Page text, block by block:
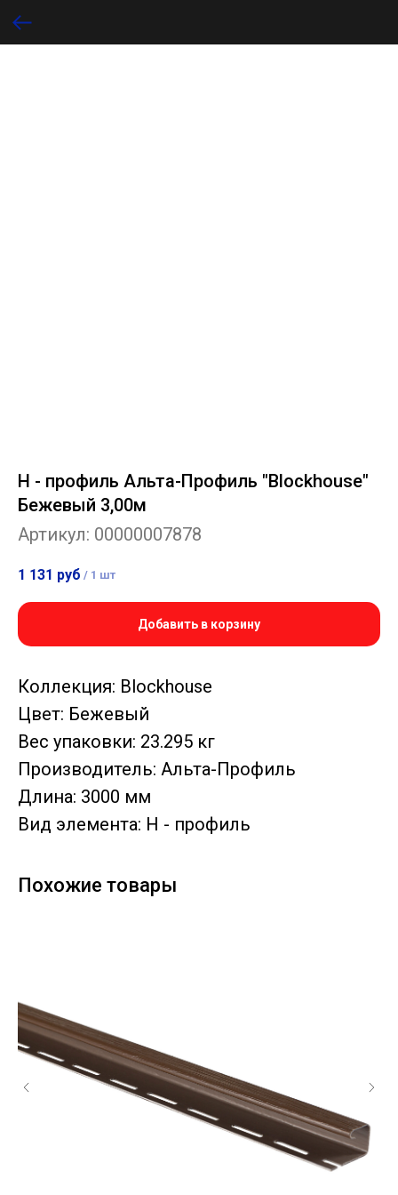
H - профиль Альта-Профиль "Blockhouse"
Бежевый 3,00м
Артикул: 00000007878
1 131 руб / 1 шт
Добавить в корзину
Коллекция: Blockhouse
Цвет: Бежевый
Вес упаковки: 23.295 кг
Производитель: Альта-Профиль
Длина: 3000 мм
Вид элемента: H - профиль
Похожие товары